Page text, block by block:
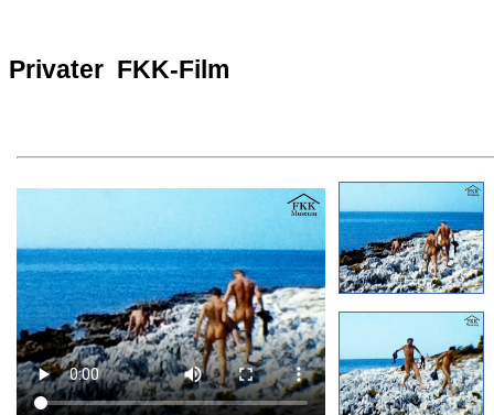
Privater FKK-Film